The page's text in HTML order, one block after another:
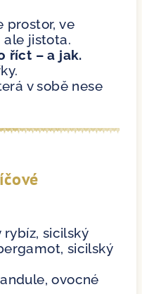
prostor, ve
ale jistota.
říct – a jak.
v sobě nese
sicilský
sicilský
ovocné